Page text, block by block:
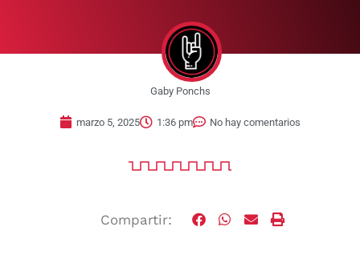
Gaby Ponchs
marzo 5, 2025 1:36 pm No hay comentarios
Compartir: